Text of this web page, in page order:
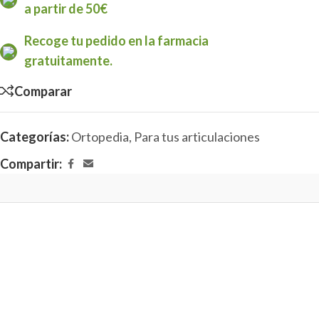
a partir de 50€
Recoge tu pedido en la farmacia
gratuitamente.
Comparar
Categorías:Ortopedia, Para tus articulaciones
Compartir: